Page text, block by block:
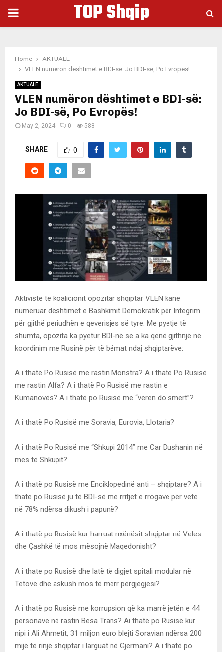
PRIMARY
TOP Shqip
Home
AKTUALE
VLEN numëron dështimet e BDI-së: Jo BDI-së, Po Evropës!
AKTUALE
VLEN numëron dështimet e BDI-së:
Jo BDI-së, Po Evropës!
May 2, 2024 0 588
SHARE 0
Aktivistë të koalicionit opozitar shqiptar VLEN kanë
numëruar dështimet e Bashkimit Demokratik për Integrim
për gjithë periudhën e qeverisjes së tyre. Me pyetje të
shumta, opozita ka pyetur BDI-në se a ka qenë gjithnjë në
koordinim me Rusinë për të bëmat ndaj shqiptarëve:
A i thatë Po Rusisë me rastin Monstra? A i thatë Po Rusisë
me rastin Alfa? A i thatë Po Rusisë me rastin e
Kumanovës? A i thatë po Rusisë me “veren do smert”?
A i thatë Po Rusisë me Soravia, Eurovia, Llotaria?
A i thatë Po Rusisë me “Shkupi 2014” me Car Dushanin në
mes të Shkupit?
A i thatë po Rusisë me Enciklopedinë anti – shqiptare? A i
thate po Rusisë ju të BDI-së me rritjet e rrogave për vete
në 78% ndërsa dikush i papunë?
A i thatë po Rusisë kur harruat nxënësit shqiptar në Veles
dhe Çashkë të mos mësojnë Maqedonisht?
A i thate po Rusisë dhe latë të digjet spitali modular në
Tetovë dhe askush mos të merr përgjegjësi?
A i thatë po Rusisë me korrupsion që ka marrë jetën e 44
personave në rastin Besa Trans? Ai thatë po Rusisë kur
nipi i Ali Ahmetit, 31 miljon euro blejti Soravian ndërsa 200
mijë të rinjë shqiptar i larguat në Gjermani? A i thatë po